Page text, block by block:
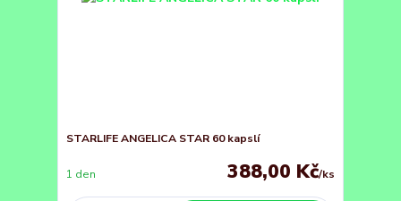
STARLIFE ANGELICA STAR 60 kapslí
388,00 Kč/ks
1 den